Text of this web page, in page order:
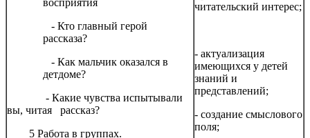
- Кто главный герой
рассказа?
- Как мальчик оказался в
детдоме?
- Какие чувства испытывали
вы, читая рассказ?
5 Работа в группах.
читательский интерес;
- актуализация
имеющихся у детей
знаний и
представлений;
- создание смыслового
поля;